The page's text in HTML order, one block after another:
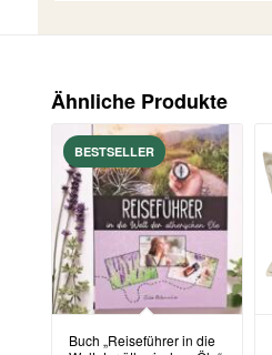
Ähnliche Produkte
Buch „Reiseführer in die